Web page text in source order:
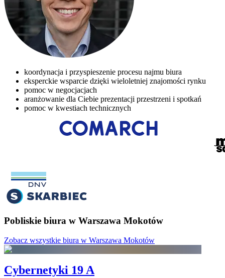
koordynacja i przyspieszenie procesu najmu biura
eksperckie wsparcie dzięki wieloletniej znajomości rynku
pomoc w negocjacjach
aranżowanie dla Ciebie prezentacji przestrzeni i spotkań
pomoc w kwestiach technicznych
Pobliskie biura w Warszawa Mokotów
Zobacz wszystkie biura w Warszawa Mokotów
Cybernetyki 19 A